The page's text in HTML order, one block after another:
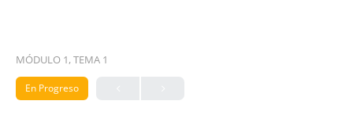
MÓDULO 1, TEMA 1
En Progreso